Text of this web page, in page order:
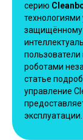
серию
защищённому
роботами
статье
управление
эксплуатации.